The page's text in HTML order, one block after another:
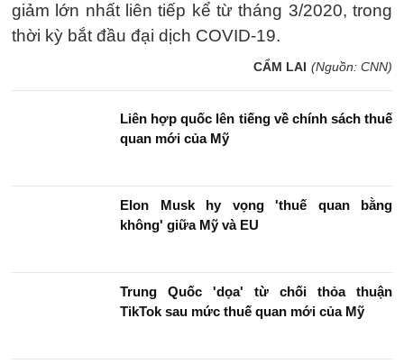
giảm lớn nhất liên tiếp kể từ tháng 3/2020, trong
thời kỳ bắt đầu đại dịch COVID-19.
CẨM LAI (Nguồn: CNN)
Liên hợp quốc lên tiếng về chính sách thuế
quan mới của Mỹ
Elon Musk hy vọng 'thuế quan bằng
không' giữa Mỹ và EU
Trung Quốc 'dọa' từ chối thỏa thuận
TikTok sau mức thuế quan mới của Mỹ